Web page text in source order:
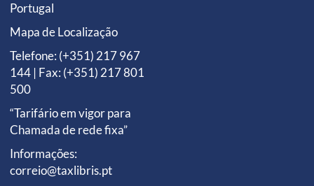
Portugal
Mapa de Localização
Telefone: (+351) 217 967
144 | Fax: (+351) 217 801
500
“Tarifário em vigor para
Chamada de rede fixa”
Informações:
correio@taxlibris.pt